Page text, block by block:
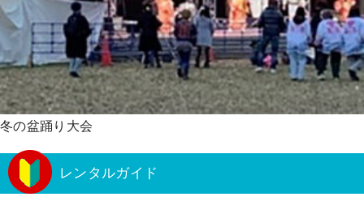
冬の盆踊り大会
レンタルガイド